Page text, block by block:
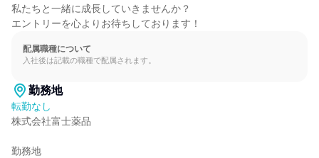
私たちと一緒に成長していきませんか？
エントリーを心よりお待ちしております！
配属職種について
入社後は記載の職種で配属されます。
勤務地
転勤なし
株式会社富士薬品
勤務地